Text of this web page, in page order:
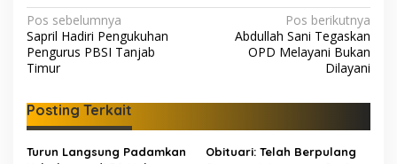
N
a
v
i
g
a
Pos sebelumnya
Sapril Hadiri Pengukuhan
Pengurus PBSI Tanjab
Timur
Pos berikutnya
Abdullah Sani Tegaskan
OPD Melayani Bukan
Dilayani
Posting Terkait
Turun Langsung Padamkan
Obituari: Telah Berpulang